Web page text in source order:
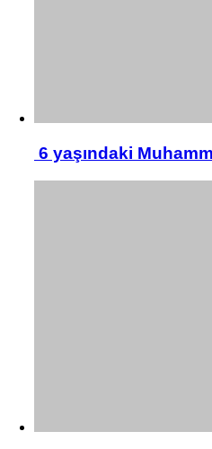
6 yaşındaki